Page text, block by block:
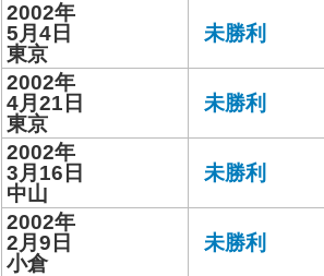
2002年
5月4日
東京
未勝利
2002年
4月21日
東京
未勝利
2002年
3月16日
中山
未勝利
2002年
2月9日
小倉
未勝利